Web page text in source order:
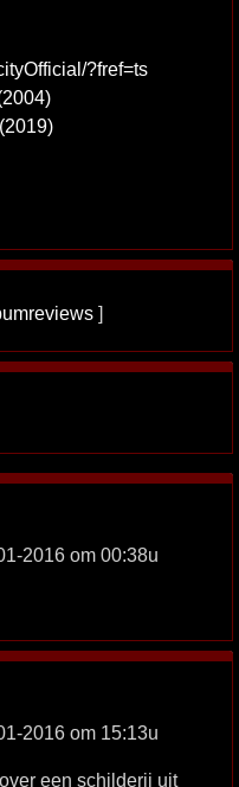
?fref=ts
]
2016 om 00:38u
2016 om 15:13u
een schilderij uit